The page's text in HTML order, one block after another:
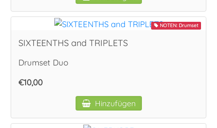
NOTEN: Drumset
SIXTEENTHS and TRIPLETS
Drumset Duo
€10,00
Hinzufügen